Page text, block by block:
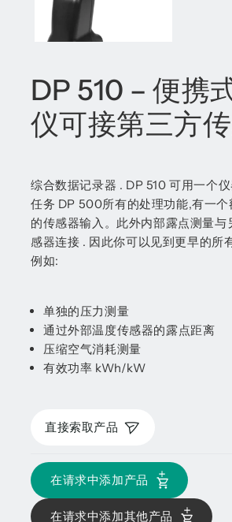
DP 510 – 便携
仪可接第三方
综合数据记录器 . DP 510 可用一个
任务 DP 500所有的处理功能,有一
的传感器输入。此外内部露点测量与
感器连接 . 因此你可以见到更早的所
例如:
单独的压力测量
通过外部温度传感器的露点距离
压缩空气消耗测量
有效功率 kWh/kW
直接索取产品
在请求中添加产品
在请求中添加其他产品